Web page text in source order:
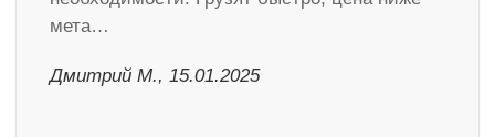
мета…
Дмитрий М., 15.01.2025